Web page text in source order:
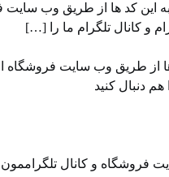
این کد ها از طریق وب سایت
از طریق وب سایت فروشگاه
فروشگاه⁠⁠ و ⁠⁠کانال